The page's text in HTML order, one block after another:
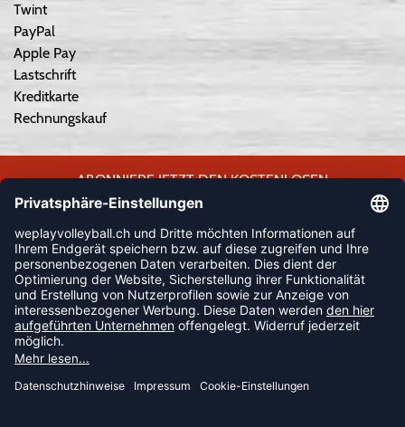
Twint
PayPal
Apple Pay
Lastschrift
Kreditkarte
Rechnungskauf
ABONNIERE JETZT DEN KOSTENLOSEN
WEPLAYVOLLEYBALL-NEWSLETTER UND VERPASSE KEINE
JETZT ANMELDEN
FOLLOW US